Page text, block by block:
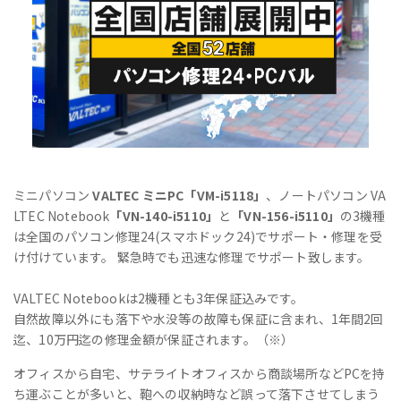
ミニパソコン VALTEC ミニPC「VM-i5118」 、ノートパソコン VA
LTEC Notebook 「VN-140-i5110」 と 「VN-156-i5110」 の3機種
は全国のパソコン修理24(スマホドック24)でサポート・修理を受
け付けています。 緊急時でも迅速な修理でサポート致します。
VALTEC Notebookは2機種とも3年保証込みです。
自然故障以外にも落下や水没等の故障も保証に含まれ、1年間2回
迄、10万円迄の修理金額が保証されます。（※）
オフィスから自宅、サテライトオフィスから商談場所などPCを持
ち運ぶことが多いと、鞄への収納時など誤って落下させてしまう